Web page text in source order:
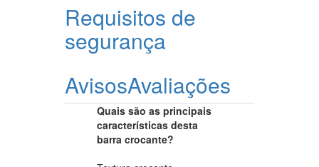
Requisitos de
segurança
AvisosAvaliações
Quais são as principais
características desta
barra crocante?